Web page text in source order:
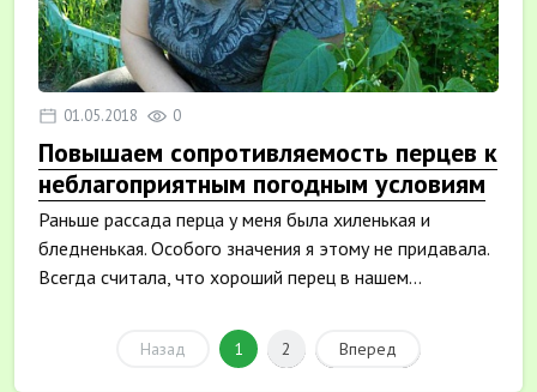
01.05.2018 0
Повышаем сопротивляемость перцев к
неблагоприятным погодным условиям
Раньше рассада перца у меня была хиленькая и
бледненькая. Особого значения я этому не придавала.
Всегда считала, что хороший перец в нашем...
Назад 1 2 Вперед